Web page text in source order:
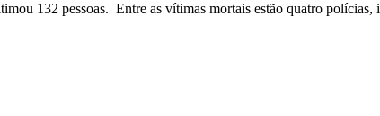
132 pessoas. Entre as vítimas mortais estão quatro polícias,